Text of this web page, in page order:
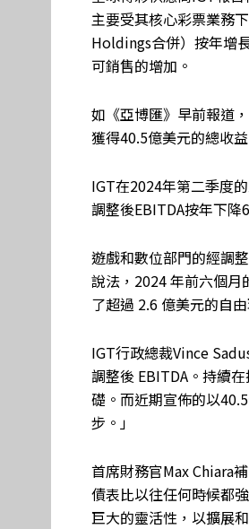
主要受其核心彩票業務
Holdings合併）按年增
可銷售的增加。
如《亞博匯》早前報道
獲得40.5億美元的總收益
IGT在2024年第二季度
調整後EBITDA按年下降
遊戲和數位部門的經調
說法，2024 年前六個月
了超過 2.6 億美元的自
IGT行政總裁Vince
調整後 EBITDA。持續
礎。而近期宣佈的以
步。」
首席財務官Max Chiara
債表比以往任何時候都
巨大的靈活性，以擴展